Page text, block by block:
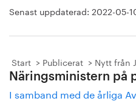
Senast uppdaterad: 2022-05-
Start Publicerat Nytt från
Näringsministern på
I samband med de årliga